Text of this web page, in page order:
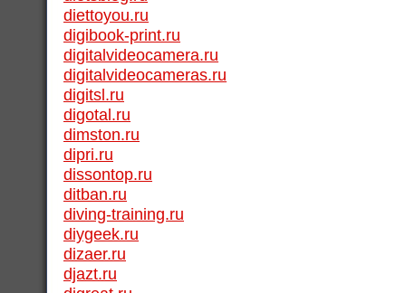
diettoyou.ru
digibook-print.ru
digitalvideocamera.ru
digitalvideocameras.ru
digitsl.ru
digotal.ru
dimston.ru
dipri.ru
dissontop.ru
ditban.ru
diving-training.ru
diygeek.ru
dizaer.ru
djazt.ru